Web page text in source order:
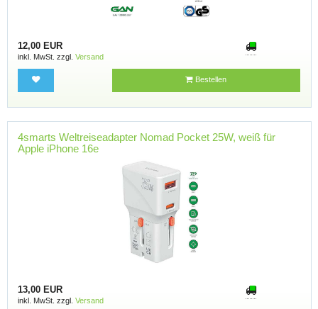
12,00 EUR
inkl. MwSt. zzgl. Versand
Bestellen
4smarts Weltreiseadapter Nomad Pocket 25W, weiß für
Apple iPhone 16e
13,00 EUR
inkl. MwSt. zzgl. Versand